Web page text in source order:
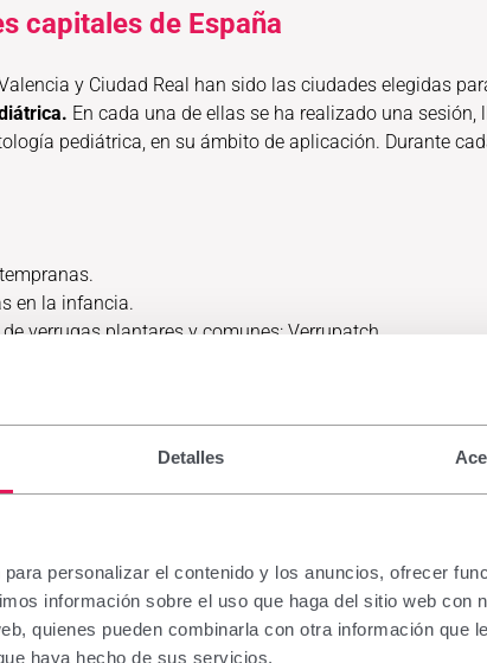
Detalles
personalizar el contenido y los anuncios, ofrecer
información sobre el uso que haga del sitio web con
quienes pueden combinarla con otra información que
haya hecho de sus servicios.
capitales de España
y Ciudad Real han sido las ciudades elegidas
En cada una de ellas se ha realizado una
pediátrica, en su ámbito de aplicación. Durante
en la infancia.
verrugas plantares y comunes: Verrupatch.
con ácido salicílico
el virus del papiloma humano (VPH). Son molestas,
en la cara y las manos.
la eliminación de las verrugas y recomendado en las
Es un queratolítico que actúa destruyendo la
claramente sus beneficios y su indicación en